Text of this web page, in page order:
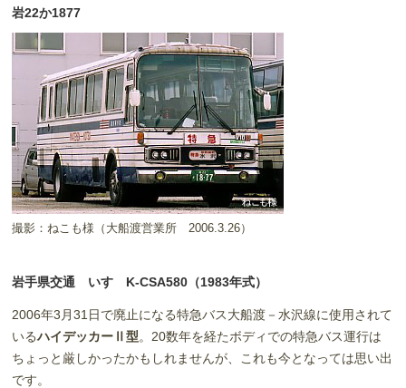
岩22か1877
撮影：ねこも様（大船渡営業所 2006.3.26）
岩手県交通 いすゞK-CSA580（1983年式）
2006年3月31日で廃止になる特急バス大船渡－水沢線に使用されて
いるハイデッカーⅡ型。20数年を経たボディでの特急バス運行は
ちょっと厳しかったかもしれませんが、これも今となっては思い出
です。